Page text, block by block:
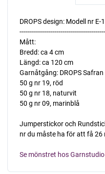
DROPS design: Modell nr E-
Mått:
Bredd: ca 4 cm
Längd: ca 120 cm
Garnåtgång: DROPS
50 g nr 19, röd
50 g nr 18, naturvit
50 g nr 09, marinblå
Jumperstickor och
nr du måste ha för att få 26
Se mönstret hos Garnstudio